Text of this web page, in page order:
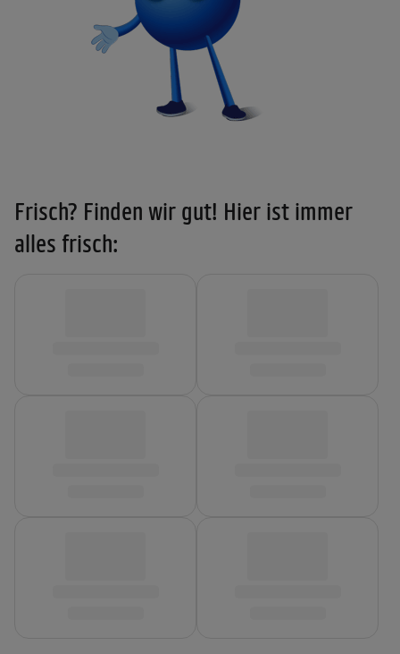
Frisch? Finden wir gut! Hier ist immer
alles frisch: